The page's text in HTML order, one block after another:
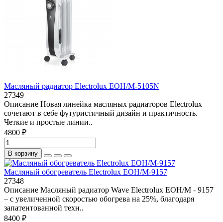
Масляный радиатор Electrolux EOH/M-5105N
27349
Описание Новая линейка масляных радиаторов Electrolux
сочетают в себе футуристичный дизайн и практичность.
Четкие и простые линии..
4800 ₽
В корзину
Масляный обогреватель Electrolux EOH/M-9157
27348
Описание Масляный радиатор Wave Electrolux EOH/M - 9157
– с увеличенной скоростью обогрева на 25%, благодаря
запатентованной техн..
8400 ₽